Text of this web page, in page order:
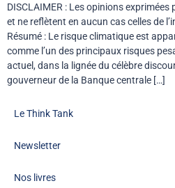
DISCLAIMER : Les opinions
et ne reflètent en aucun cas celles de
Résumé : Le risque climatique est
comme l’un des principaux risques
actuel, dans la lignée du célèbre
gouverneur de la Banque centrale […]
Le Think Tank
Newsletter
Nos livres